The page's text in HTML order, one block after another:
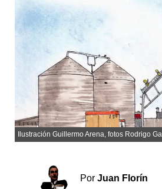
Sociedad y tiempo libre
El tiempo
Fúnebres
Clasificados
Horóscopo
Servicios
Ilustración Guillermo Arena, fotos Rodrigo
Por Juan Florín